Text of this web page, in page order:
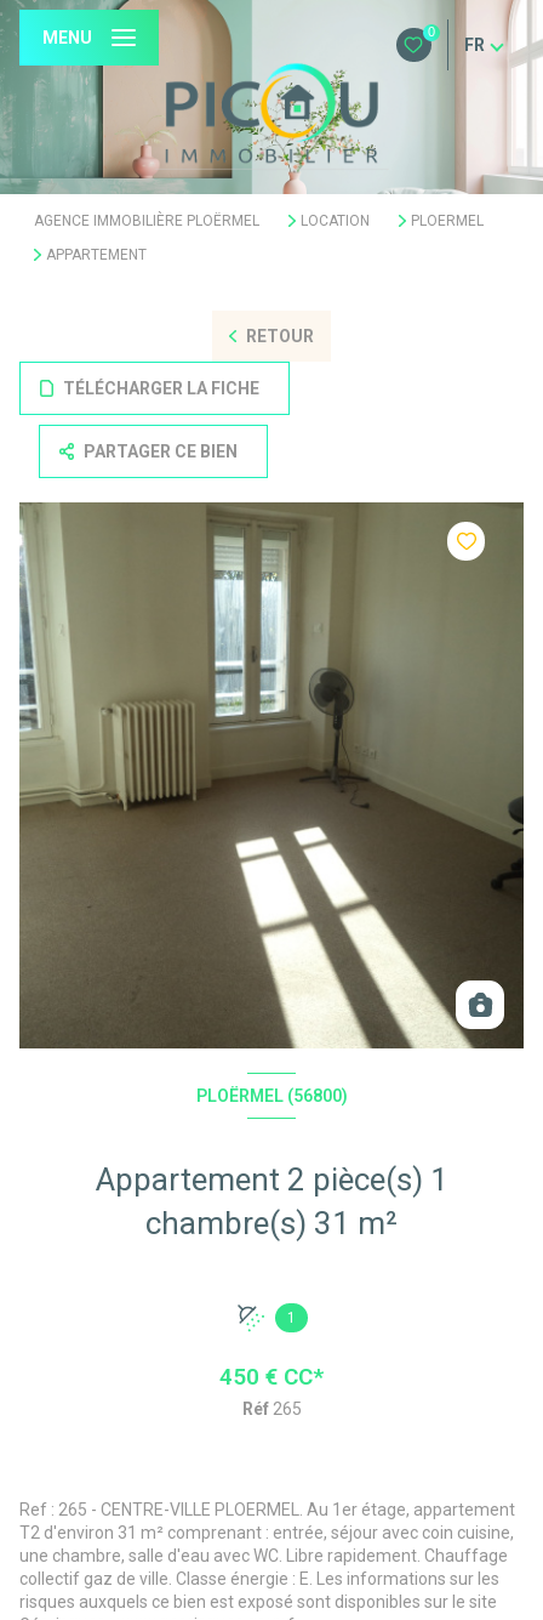
0
FR
MENU
AGENCE IMMOBILIÈRE PLOËRMEL LOCATION
PLOERMEL
APPARTEMENT
RETOUR
TÉLÉCHARGER LA FICHE
PARTAGER CE BIEN
PLOËRMEL (56800)
Appartement 2 pièce(s) 1
chambre(s) 31 m²
1
450 € CC*
Réf 265
Ref : 265 - CENTRE-VILLE PLOERMEL. Au 1er étage, appartement
T2 d'environ 31 m² comprenant : entrée, séjour avec coin cuisine,
une chambre, salle d'eau avec WC. Libre rapidement. Chauffage
collectif gaz de ville. Classe énergie : E. Les informations sur les
risques auxquels ce bien est exposé sont disponibles sur le site